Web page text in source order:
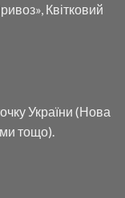
Квітковий
України (Нова
тощо).